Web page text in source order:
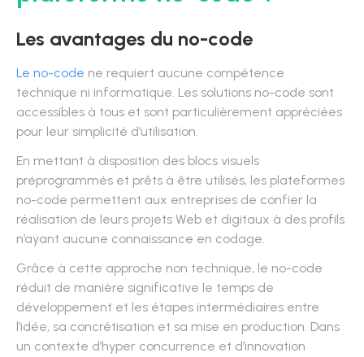
Les avantages du no-code
Le no-code ne requiert aucune compétence
technique ni informatique. Les solutions no-code sont
accessibles à tous et sont particulièrement appréciées
pour leur simplicité d’utilisation.
En mettant à disposition des blocs visuels
préprogrammés et prêts à être utilisés, les plateformes
no-code permettent aux entreprises de confier la
réalisation de leurs projets Web et digitaux à des profils
n’ayant aucune connaissance en codage.
Grâce à cette approche non technique, le no-code
réduit de manière significative le temps de
développement et les étapes intermédiaires entre
l’idée, sa concrétisation et sa mise en production. Dans
un contexte d’hyper concurrence et d’innovation